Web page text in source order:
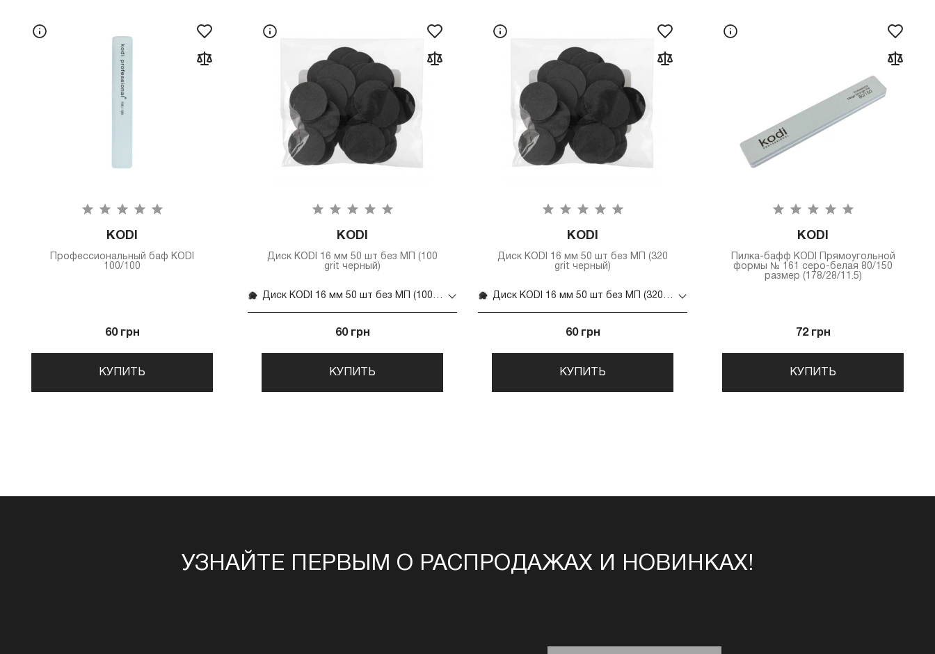
KODI
Профессиональный баф KODI
100/100
60 грн
КУПИТЬ
KODI
Диск KODI 16 мм 50 шт без МП (100
grit черный)
Диск KODI 16 мм 50 шт без МП (100 grit черный)
60 грн
КУПИТЬ
KODI
Диск KODI 16 мм 50 шт без МП (320
grit черный)
Диск KODI 16 мм 50 шт без МП (320 grit черный)
60 грн
КУПИТЬ
KODI
Пилка-бафф КODI Прямоугольной
формы № 161 серо-белая 80/150
размер (178/28/11.5)
72 грн
КУПИТЬ
УЗНАЙТЕ ПЕРВЫМ О РАСПРОДАЖАХ И НОВИНКАХ!